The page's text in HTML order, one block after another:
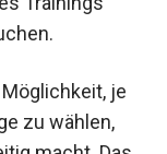
des
je